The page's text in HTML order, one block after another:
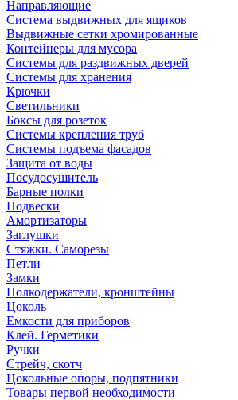
Направляющие
Система выдвижных для ящиков
Выдвижные сетки хромированные
Контейнеры для мусора
Системы для раздвижных дверей
Системы для хранения
Крючки
Светильники
Боксы для розеток
Системы крепления труб
Системы подъема фасадов
Защита от воды
Посудосушитель
Барные полки
Подвески
Амортизаторы
Заглушки
Стяжки. Саморезы
Петли
Замки
Полкодержатели, кронштейны
Цоколь
Емкости для приборов
Клей. Герметики
Ручки
Стрейч, скотч
Цокольные опоры, подпятники
Товары первой необходимости